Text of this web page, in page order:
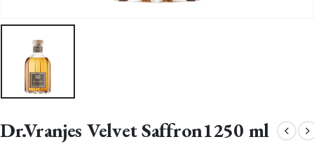
Dr.Vranjes Velvet Saffron1250 ml